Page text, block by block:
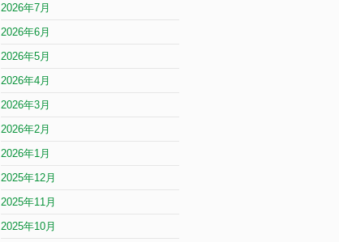
2026年7月
2026年6月
2026年5月
2026年4月
2026年3月
2026年2月
2026年1月
2025年12月
2025年11月
2025年10月